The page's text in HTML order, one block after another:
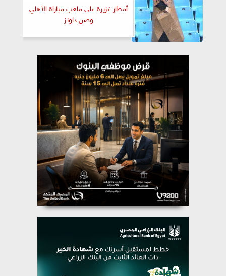
أمطار غزيرة على ملعب مباراة الأهلي
وصن داونز